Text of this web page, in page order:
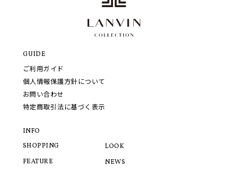
GUIDE
ご利用ガイド
個人情報保護方針について
お問い合わせ
特定商取引法に基づく表示
INFO
SHOPPING
FEATURE
LOOK
NEWS